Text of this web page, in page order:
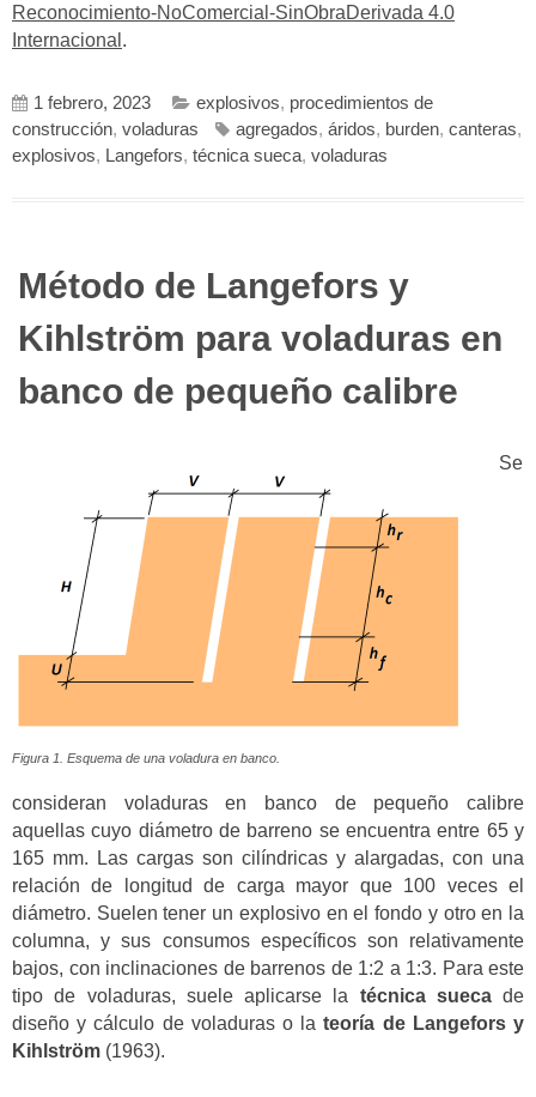
Reconocimiento-NoComercial-SinObraDerivada 4.0
Internacional .
1 febrero, 2023 explosivos, procedimientos de
construcción, voladuras agregados, áridos, burden, canteras,
explosivos, Langefors, técnica sueca, voladuras
Método de Langefors y
Kihlström para voladuras en
banco de pequeño calibre
Figura 1. Esquema de una voladura en banco.
Se
consideran voladuras en banco de pequeño calibre
aquellas cuyo diámetro de barreno se encuentra entre 65 y
165 mm. Las cargas son cilíndricas y alargadas, con una
relación de longitud de carga mayor que 100 veces el
diámetro. Suelen tener un explosivo en el fondo y otro en la
columna, y sus consumos específicos son relativamente
bajos, con inclinaciones de barrenos de 1:2 a 1:3. Para este
tipo de voladuras, suele aplicarse la técnica suecade
diseño y cálculo de voladuras o lateoría de Langefors y
Kihlström (1963).